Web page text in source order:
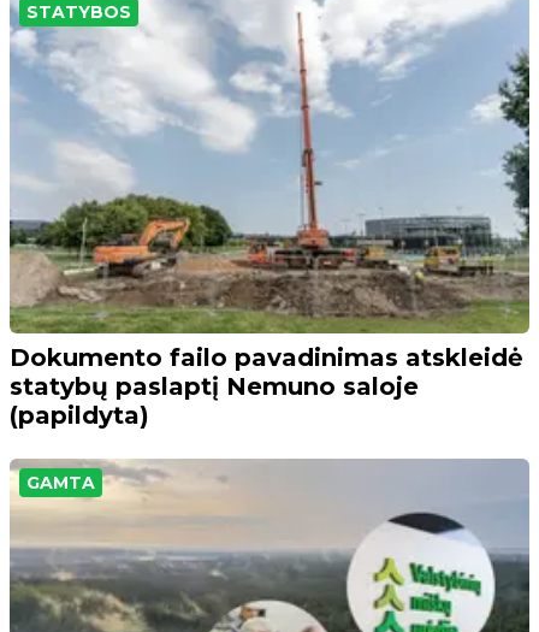
STATYBOS
Dokumento failo pavadinimas atskleidė
statybų paslaptį Nemuno saloje
(papildyta)
GAMTA